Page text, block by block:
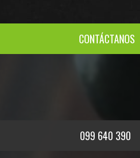
CONTÁCTANOS
099 640 390